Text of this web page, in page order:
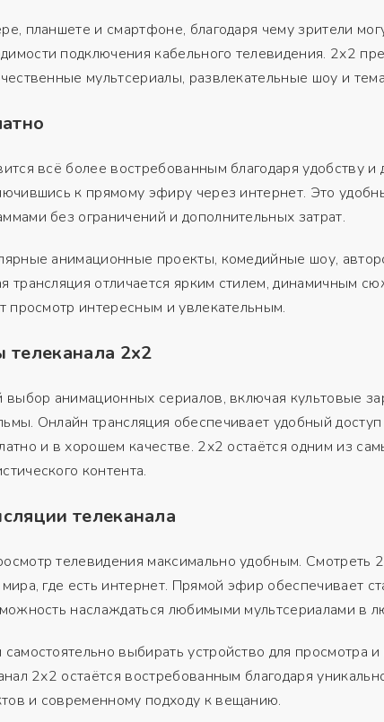
планшете и смартфоне, благодаря чему зрители
подключения кабельного телевидения. 2х2
мультсериалы, развлекательные шоу и
всё более востребованным благодаря удобству и
к прямому эфиру через интернет. Это
без ограничений и дополнительных затрат.
анимационные проекты, комедийные шоу,
трансляция отличается ярким стилем, динамичным
просмотр интересным и увлекательным.
2х2
выбор анимационных сериалов, включая культовые
Онлайн трансляция обеспечивает удобный
и в хорошем качестве. 2х2 остаётся одним из
контента.
телеканала
телевидения максимально удобным. Смотреть
где есть интернет. Прямой эфир обеспечивает
наслаждаться любимыми мультсериалами в
выбирать устройство для просмотра и
2х2 остаётся востребованным благодаря
и современному подходу к вещанию.